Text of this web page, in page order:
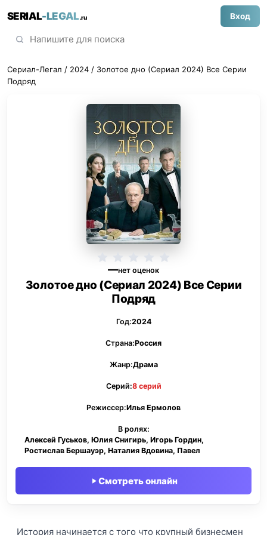
SERIAL-LEGAL.ru Вход
Сериал-Легал / 2024 / Золотое дно (Сериал 2024) Все Серии
Подряд
—нет оценок
Золотое дно (Сериал 2024) Все Серии
Подряд
Год:2024
Страна:Россия
Жанр:Драма
Серий:8 серий
Режиссер:Илья Ермолов
В ролях:
Алексей Гуськов, Юлия Снигирь, Игорь Гордин,
Ростислав Бершауэр, Наталия Вдовина, Павел
Смотреть онлайн
История начинается с того что крупный бизнесмен